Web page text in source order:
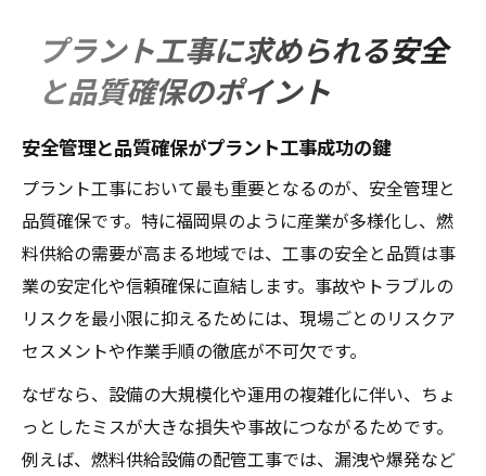
プラント工事に求められる安全
と品質確保のポイント
安全管理と品質確保がプラント工事成功の鍵
プラント工事において最も重要となるのが、安全管理と
品質確保です。特に福岡県のように産業が多様化し、燃
料供給の需要が高まる地域では、工事の安全と品質は事
業の安定化や信頼確保に直結します。事故やトラブルの
リスクを最小限に抑えるためには、現場ごとのリスクア
セスメントや作業手順の徹底が不可欠です。
なぜなら、設備の大規模化や運用の複雑化に伴い、ちょ
っとしたミスが大きな損失や事故につながるためです。
例えば、燃料供給設備の配管工事では、漏洩や爆発など